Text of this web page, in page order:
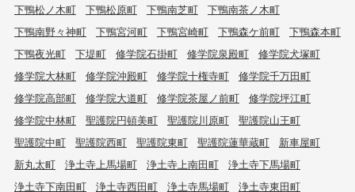
下鴨松ノ木町
下鴨松原町 下鴨南芝町
下鴨南茶ノ木町
下鴨南野々神町
下鴨宮河町 下鴨宮崎町 下鴨森ケ前町
下鴨森本町
下鴨夜光町
下堤町 修学院石掛町 修学院泉殿町
修学院犬塚町
修学院大林町
修学院沖殿町 修学院十権寺町
修学院千万田町
修学院高部町
修学院大道町 修学院茶屋ノ前町
修学院坪江町
修学院中林町
聖護院円頓美町 聖護院川原町
聖護院山王町
聖護院中町
聖護院西町 聖護院東町 聖護院蓮華蔵町
新車屋町
新丸太町
浄土寺上馬場町 浄土寺上南田町
浄土寺下馬場町
浄土寺下南田町
浄土寺西田町 浄土寺馬場町
浄土寺東田町